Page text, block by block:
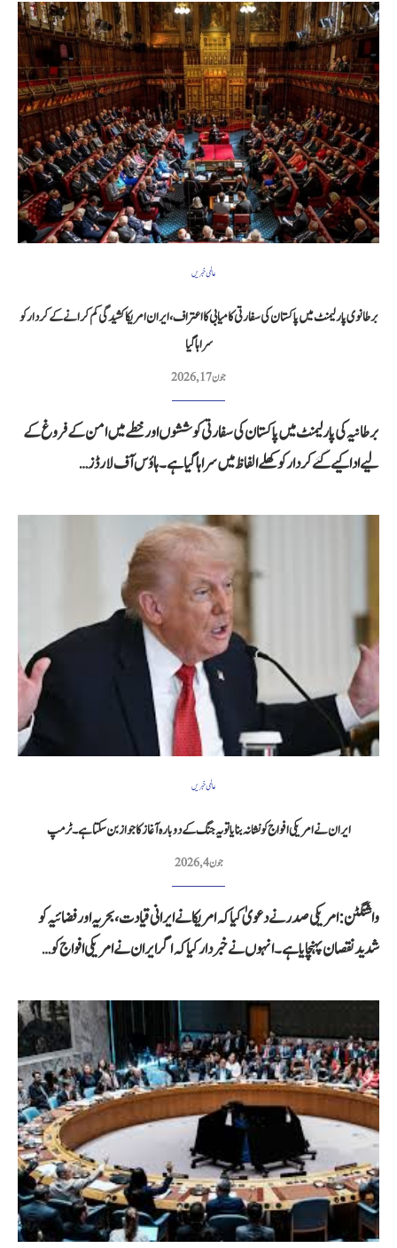
عالمی خبریں
برطانوی پارلیمنٹ میں پاکستان کی سفارتی کامیابی کا اعتراف، ایران امریکا کشیدگی کم کرانے کے کردار کو
سراہا گیا
جون 17, 2026
برطانیہ کی پارلیمنٹ میں پاکستان کی سفارتی کوششوں اور خطے میں امن کے فروغ کے
لیے ادا کیے گئے کردار کو کھلے الفاظ میں سراہا گیا ہے۔ ہاؤس آف لارڈز…
عالمی خبریں
ایران نے امریکی افواج کو نشانہ بنایا تو یہ جنگ کے دوبارہ آغاز کا جواز بن سکتا ہے۔ ٹرمپ
جون 4, 2026
واشنگٹن: امریکی صدر نے دعویٰ کیا کہ امریکا نے ایرانی قیادت، بحریہ اور فضائیہ کو
شدید نقصان پہنچایا ہے۔ انہوں نے خبردار کیا کہ اگر ایران نے امریکی افواج کو…